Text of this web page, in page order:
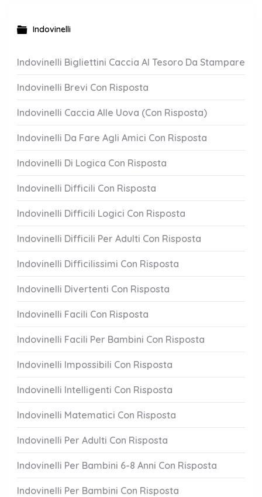
Indovinelli
Indovinelli Bigliettini Caccia Al Tesoro Da Stampare
Indovinelli Brevi Con Risposta
Indovinelli Caccia Alle Uova (Con Risposta)
Indovinelli Da Fare Agli Amici Con Risposta
Indovinelli Di Logica Con Risposta
Indovinelli Difficili Con Risposta
Indovinelli Difficili Logici Con Risposta
Indovinelli Difficili Per Adulti Con Risposta
Indovinelli Difficilissimi Con Risposta
Indovinelli Divertenti Con Risposta
Indovinelli Facili Con Risposta
Indovinelli Facili Per Bambini Con Risposta
Indovinelli Impossibili Con Risposta
Indovinelli Intelligenti Con Risposta
Indovinelli Matematici Con Risposta
Indovinelli Per Adulti Con Risposta
Indovinelli Per Bambini 6-8 Anni Con Risposta
Indovinelli Per Bambini Con Risposta